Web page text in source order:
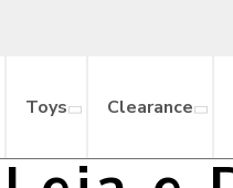
Toys Clearance